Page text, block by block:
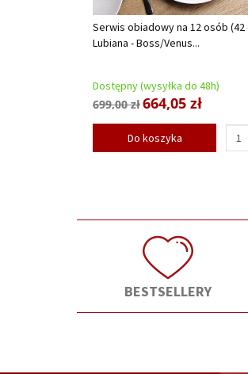
Serwis obiadowy na 12 osób (42
Lubiana - Boss/Venus...
Dostępny (wysyłka do 48h)
699,00 zł664,05 zł
Do koszyka
BESTSELLERY